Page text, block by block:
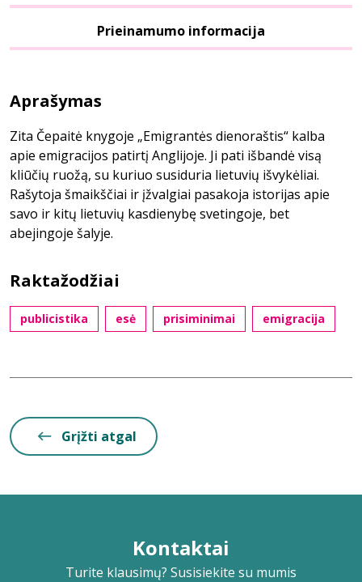
Prieinamumo informacija
Aprašymas
Zita Čepaitė knygoje „Emigrantės dienoraštis“ kalba
apie emigracijos patirtį Anglijoje. Ji pati išbandė visą
kliūčių ruožą, su kuriuo susiduria lietuvių išvykėliai.
Rašytoja šmaikščiai ir įžvalgiai pasakoja istorijas apie
savo ir kitų lietuvių kasdienybę svetingoje, bet
abejingoje šalyje.
Raktažodžiai
publicistika esė prisiminimai emigracija
Grįžti atgal
Kontaktai
Turite klausimų? Susisiekite su mumis